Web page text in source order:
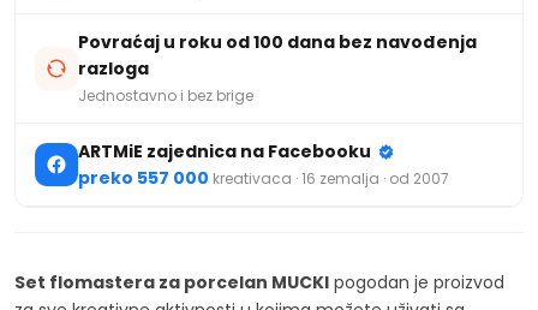
Povraćaj u roku od 100 dana bez navođenja
razloga
Jednostavno i bez brige
ARTMiE zajednica na Facebooku
preko 557 000 kreativaca · 16 zemalja · od 2007
Set flomastera za porcelan MUCKI pogodan je proizvod